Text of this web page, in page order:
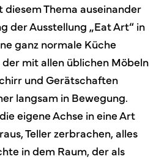
Thema auseinander
der Ausstellung „Eat Art“ in
ganz normale Küche
mit allen üblichen Möbeln
und Gerätschaften
langsam in Bewegung.
eigene Achse in eine Art
Teller zerbrachen, alles
in dem Raum, der als